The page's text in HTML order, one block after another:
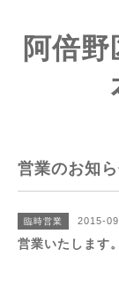
阿倍
営業のお知
臨時営業 2015-
営業いたします。